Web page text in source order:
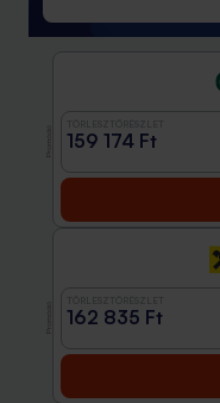
159 174 Ft
162 835 Ft